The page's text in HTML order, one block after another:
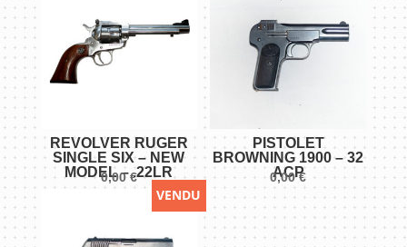
REVOLVER RUGER
SINGLE SIX – NEW
MODEL – .22LR
0,00€
PISTOLET
BROWNING 1900 – 32
ACP
0,00€
VENDU